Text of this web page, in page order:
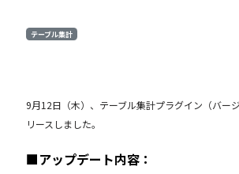
テーブル集計
9月12日（木）、テーブル集計プラグイン（バー
リースしました。
■アップデート内容：